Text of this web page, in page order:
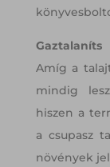
Gaztalaníts
Amíg a
mindig
hiszen a
a csupasz
növények